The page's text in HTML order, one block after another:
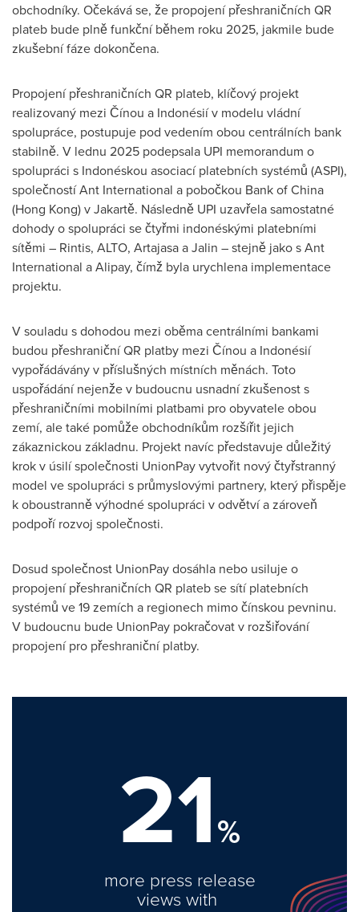
obchodníky. Očekává se, že propojení přeshraničních QR
plateb bude plně funkční během roku 2025, jakmile bude
zkušební fáze dokončena.
Propojení přeshraničních QR plateb, klíčový projekt
realizovaný mezi Čínou a Indonésií v modelu vládní
spolupráce, postupuje pod vedením obou centrálních bank
stabilně. V lednu 2025 podepsala UPI memorandum o
spolupráci s Indonéskou asociací platebních systémů (ASPI),
společností Ant International a pobočkou Bank ofChina
(Hong Kong) v Jakartě. Následně UPI uzavřela samostatné
dohody o spolupráci se čtyřmi indonéskými platebními
sítěmi – Rintis, ALTO, Artajasa a Jalin – stejně jako s Ant
International a Alipay, čímž byla urychlena implementace
projektu.
V souladu s dohodou mezi oběma centrálními bankami
budou přeshraniční QR platby mezi Čínou a Indonésií
vypořádávány v příslušných místních měnách. Toto
uspořádání nejenže v budoucnu usnadní zkušenost s
přeshraničními mobilními platbami pro obyvatele obou
zemí, ale také pomůže obchodníkům rozšířit jejich
zákaznickou základnu. Projekt navíc představuje důležitý
krok v úsilí společnosti UnionPay vytvořit nový čtyřstranný
model ve spolupráci s průmyslovými partnery, který přispěje
k oboustranně výhodné spolupráci v odvětví a zároveň
podpoří rozvoj společnosti.
Dosud společnost UnionPay dosáhla nebo usiluje o
propojení přeshraničních QR plateb se sítí platebních
systémů ve 19 zemích a regionech mimo čínskou pevninu.
V budoucnu bude UnionPay pokračovat v rozšiřování
propojení pro přeshraniční platby.
21%
more press release
views with